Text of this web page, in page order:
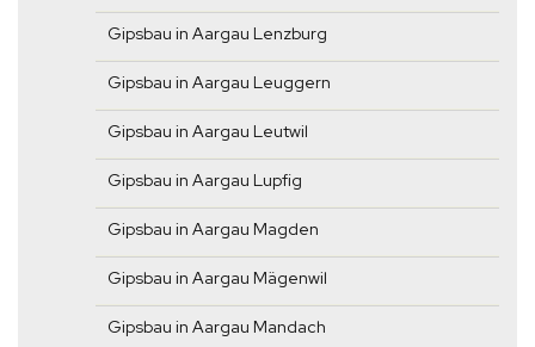
Gipsbau in Aargau Lenzburg
Gipsbau in Aargau Leuggern
Gipsbau in Aargau Leutwil
Gipsbau in Aargau Lupfig
Gipsbau in Aargau Magden
Gipsbau in Aargau Mägenwil
Gipsbau in Aargau Mandach